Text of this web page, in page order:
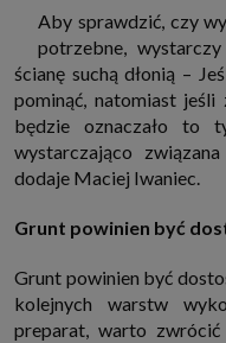
przeniesienia danych,
oraz prawo do wniesienia
jest Prezes Urzędu
znajdziesz dodatkowe
Twoich uprawnień.
Aby sprawdzić, czy
potrzebne,
ścianę suchą dłonią –
pominąć, natomiast jeśli
będzie oznaczało to
wystarczająco
dodaje Maciej Iwaniec.
Grunt powinien być
Grunt powinien być
kolejnych warstw
preparat, warto